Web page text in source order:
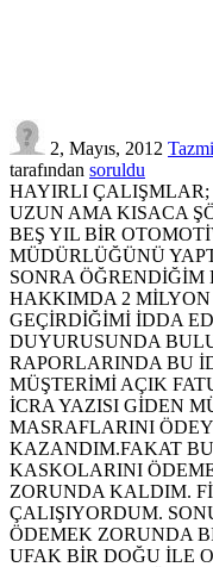
2, Mayıs, 2012
tarafından soruldu
HAYIRLI
UZUN AMA KISACA
BEŞ YIL BİR
MÜDÜRLÜĞÜNÜ
SONRA
HAKKIMDA 2
GEÇİRDİĞİMİ İDDA
DUYURUSUNDA
RAPORLARINDA BU
MÜŞTERİMİ AÇIK
İCRA YAZISI GİDEN
MASRAFLARINI
KAZANDIM.FAKAT
KASKOLARINI
ZORUNDA KALDIM.
ÇALIŞIYORDUM.
ÖDEMEK ZORUNDA
UFAK BİR DOĞU İLE